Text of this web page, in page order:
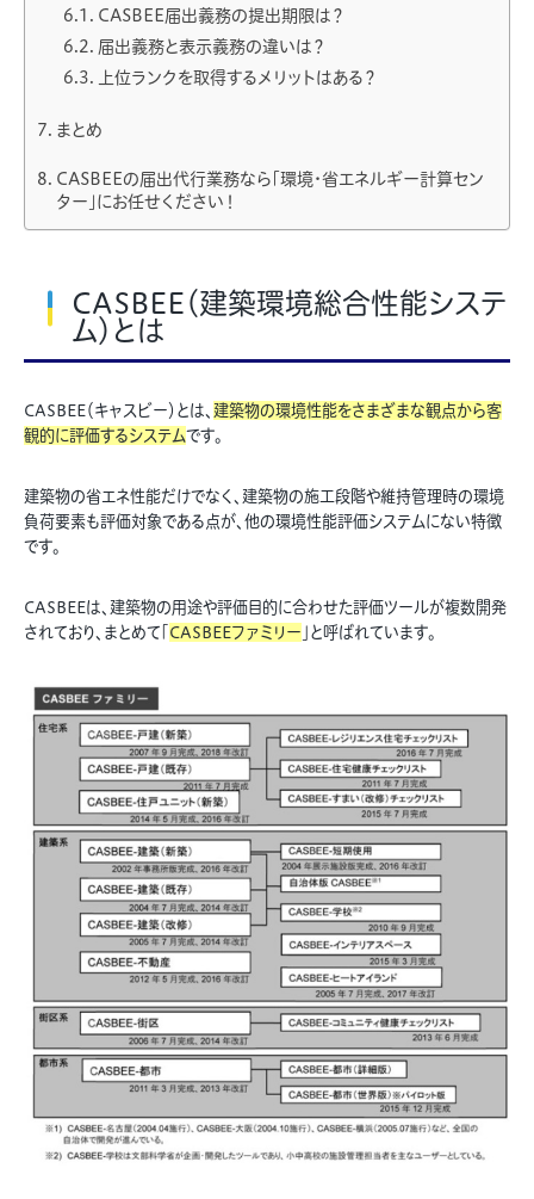
CASBEE届出義務の提出期限は？
届出義務と表示義務の違いは？
上位ランクを取得するメリットはある？
まとめ
CASBEEの届出代行業務なら「環境・省エネルギー計算セン
ター」にお任せください！
CASBEE（建築環境総合性能システ
ム）とは
CASBEE（キャスビー）とは、 建築物の環境性能をさまざまな観点から客
観的に評価するシステムです。
建築物の省エネ性能だけでなく、建築物の施工段階や維持管理時の環境
負荷要素も評価対象である点が、他の環境性能評価システムにない特徴
です。
CASBEEは、建築物の用途や評価目的に合わせた評価ツールが複数開発
されており、まとめて「 CASBEEファミリー 」と呼ばれています。